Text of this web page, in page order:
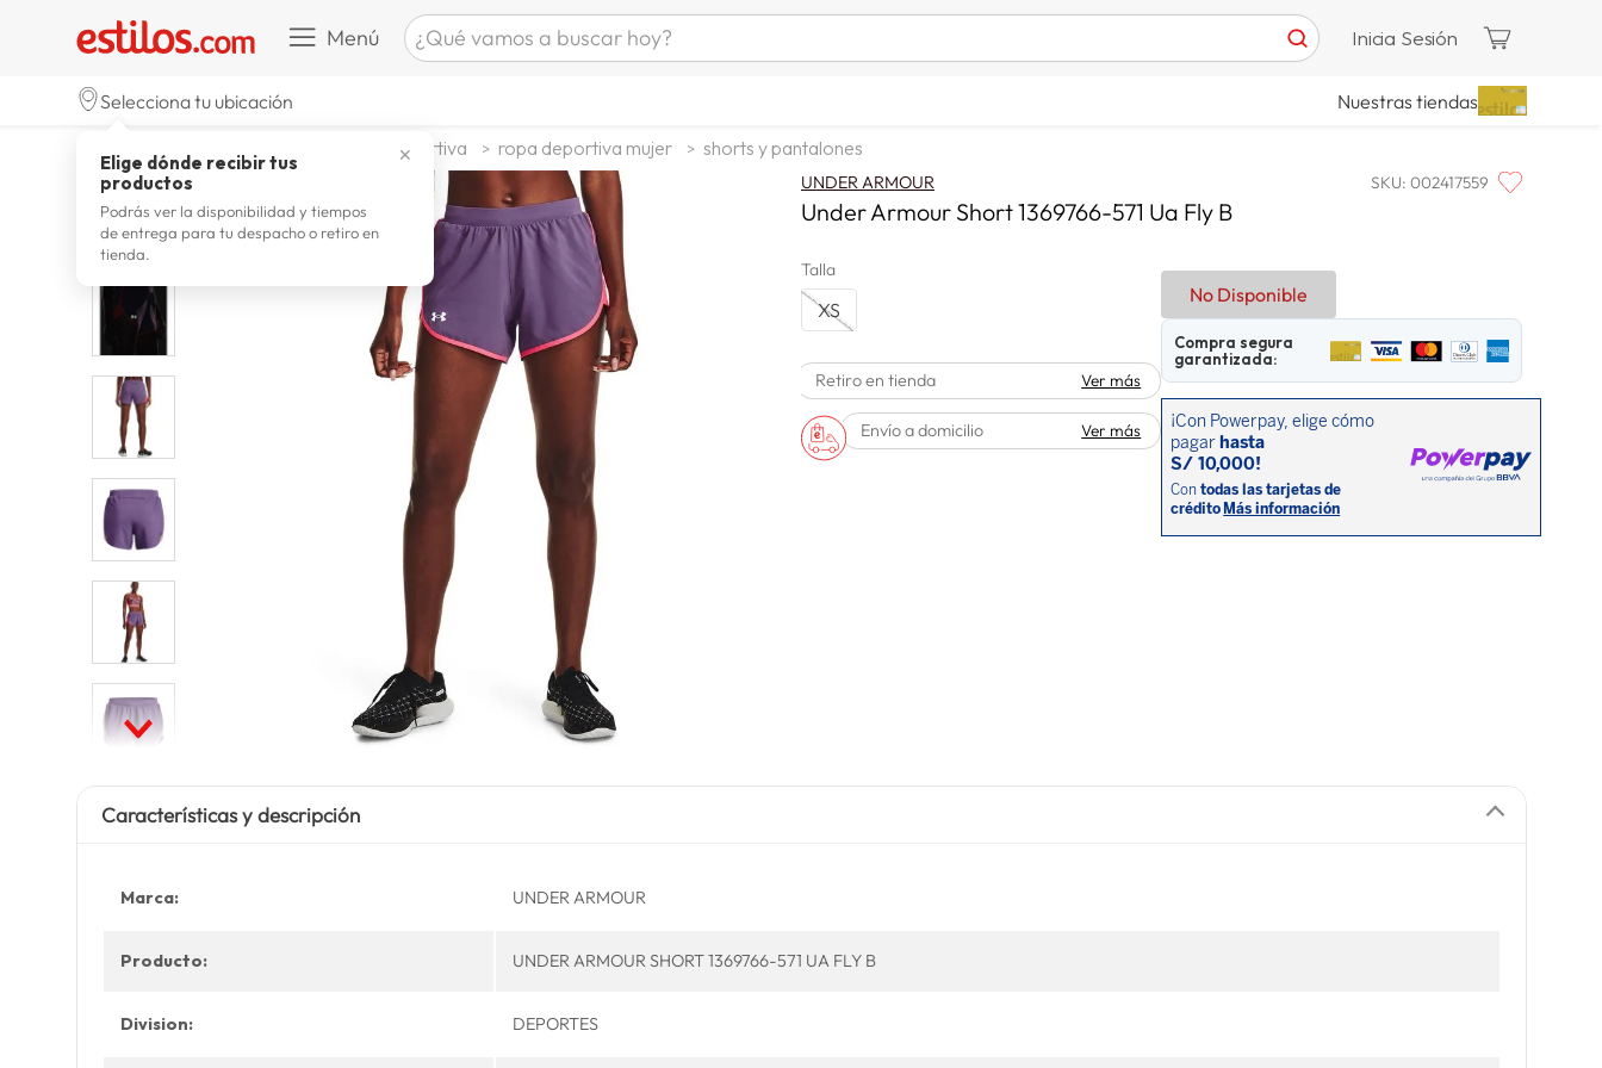
Menú ¿Qué vamos a buscar hoy?
2 celulares
zapatillas hombre
. moda
. zapatillas
6.
laptop
terrex
9 spiderman
Inicia Sesión
Selecciona tu ubicación
✕
Elige dónde recibir tus
productos
Podrás ver la disponibilidad y tiempos
de entrega para tu despacho o retiro en
tienda.
Nuestras tiendas
ropa deportiva ropa deportiva mujer shorts y pantalones
UNDER ARMOUR SKU: 002417559
Under Armour Short 1369766-571 Ua Fly B
Talla
XS
Retiro en tienda Ver más
Envío a domicilio Ver más
No Disponible
Compra segura
garantizada:
Características y descripción
Marca: UNDER ARMOUR
Producto: UNDER ARMOUR SHORT 1369766-571 UA FLY B
Division: DEPORTES